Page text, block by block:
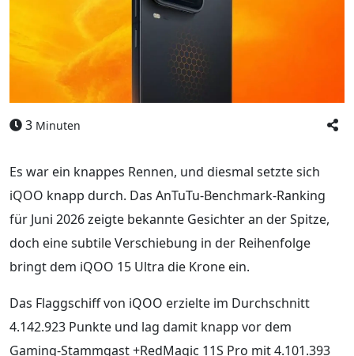
3 Minuten
Es war ein knappes Rennen, und diesmal setzte sich
iQOO knapp durch. Das AnTuTu-Benchmark-Ranking
für Juni 2026 zeigte bekannte Gesichter an der Spitze,
doch eine subtile Verschiebung in der Reihenfolge
bringt dem iQOO 15 Ultra die Krone ein.
Das Flaggschiff von iQOO erzielte im Durchschnitt
4.142.923 Punkte und lag damit knapp vor dem
Gaming-Stammgast +RedMagic 11S Pro mit 4.101.393